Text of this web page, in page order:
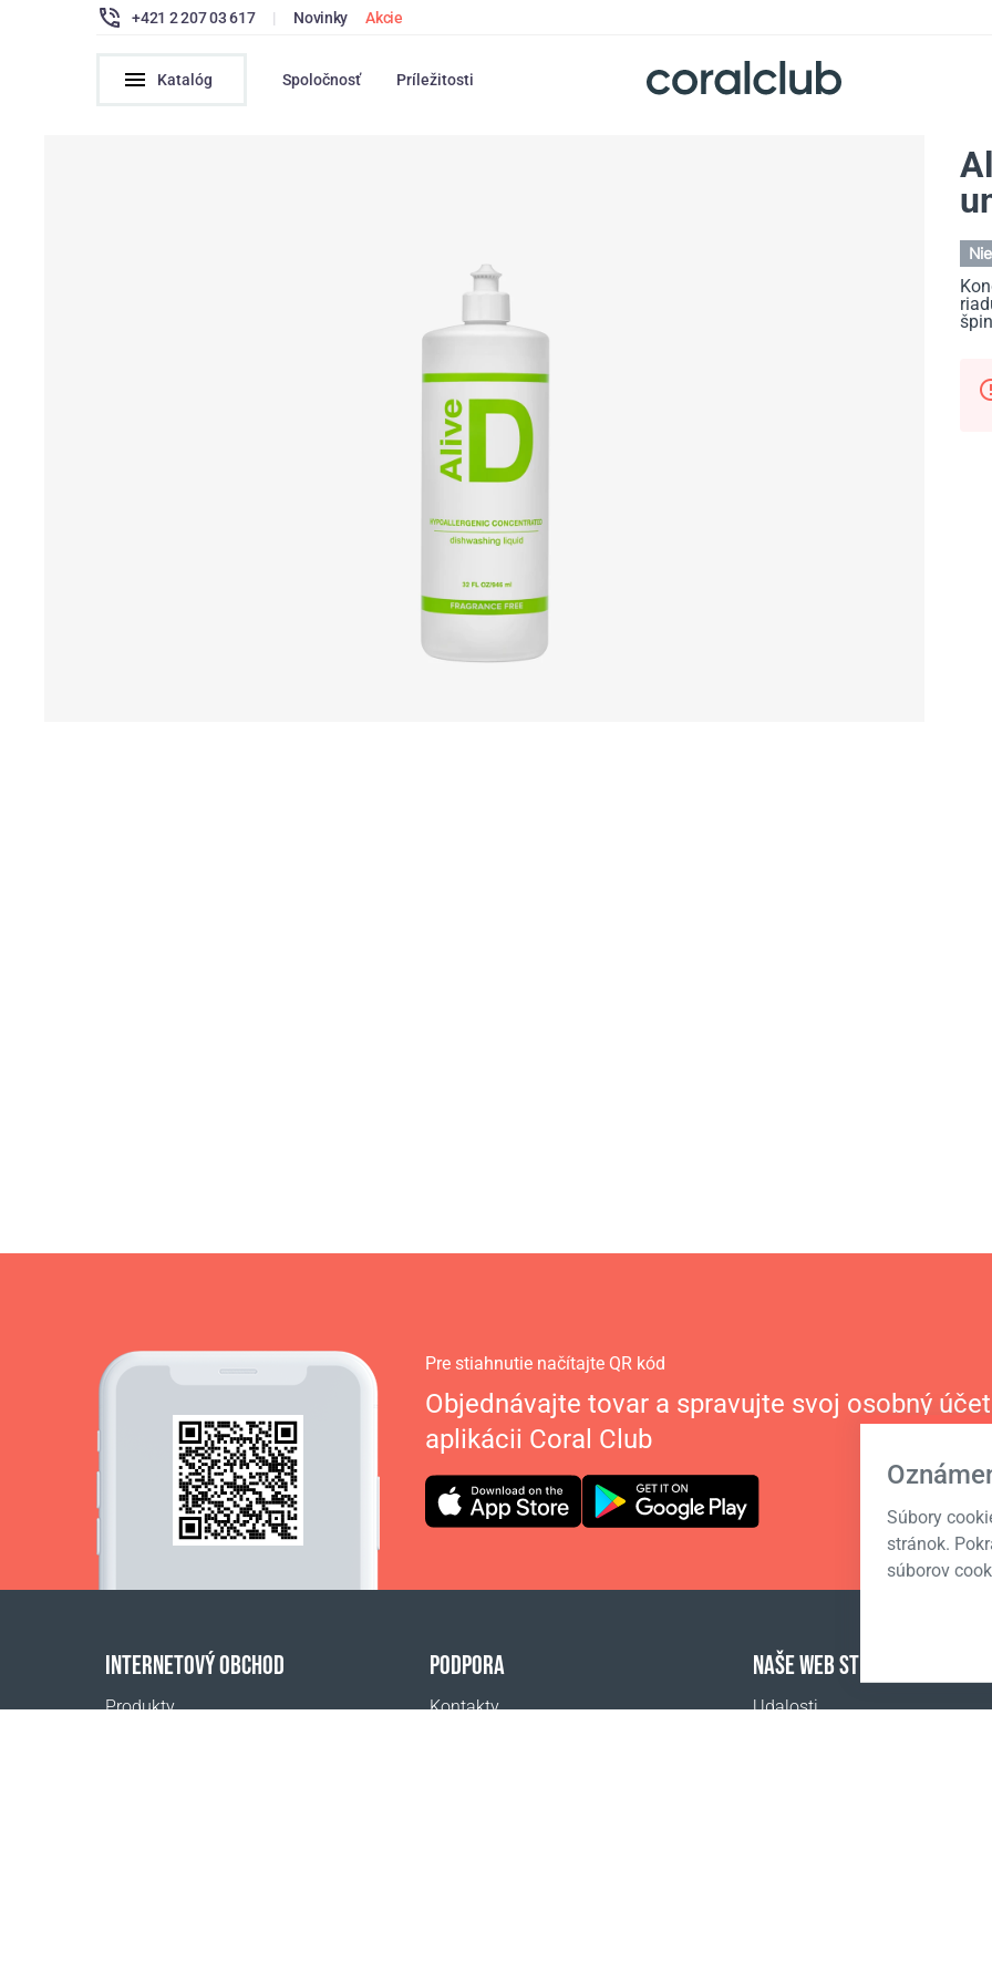
+421 2 207 03 617 | Novinky Akcie
Katalóg Spoločnosť Príležitosti
Súbory
stránok.
súborov
Pre stiahnutie načítajte QR kód
Objednávajte tovar a spravujte svoj osobný
aplikácii Coral Club
INTERNETOVÝ OBCHOD
Produkty
PODPORA
Kontakty
NAŠE WEB STRÁNKY
Udalosti